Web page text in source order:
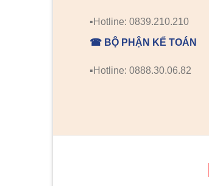
▪️Hotline: 0839.210.210
☎ BỘ PHẬN KẾ TOÁN
▪️Hotline: 0888.30.06.82